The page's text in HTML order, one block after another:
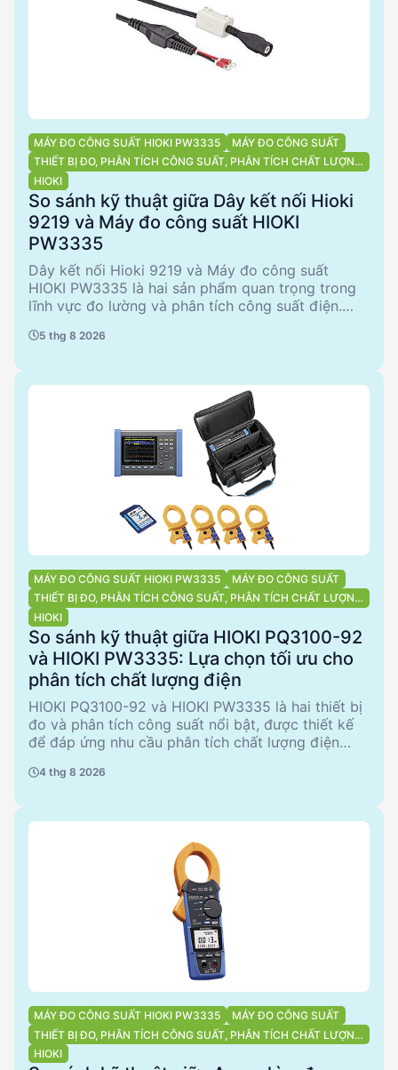
MÁY ĐO CÔNG SUẤT HIOKI PW3335
MÁY ĐO CÔNG SUẤT
THIẾT BỊ ĐO, PHÂN TÍCH CÔNG SUẤT, PHÂN TÍCH CHẤT LƯỢNG
ĐIỆN NĂNG
HIOKI
So sánh kỹ thuật giữa Dây kết nối Hioki
9219 và Máy đo công suất HIOKI
PW3335
Dây kết nối Hioki 9219 và Máy đo công suất
HIOKI PW3335 là hai sản phẩm quan trọng trong
lĩnh vực đo lường và phân tích công suất điện.
phù hợp cho các ứng dụng kết nối với thiết bị
với nhiều phụ kiện đi kèm, lý tưởng cho việc phân
tích chất lượng điện năng. Bài viết này sẽ so sánh
chi tiết hai sản phẩm này, từ đó giúp kỹ sư và nhà
quản lý đưa ra quyết định mua sắm thông minh.
5 thg 8 2026
MÁY ĐO CÔNG SUẤT HIOKI PW3335
MÁY ĐO CÔNG SUẤT
THIẾT BỊ ĐO, PHÂN TÍCH CÔNG SUẤT, PHÂN TÍCH CHẤT LƯỢNG
ĐIỆN NĂNG
HIOKI
So sánh kỹ thuật giữa HIOKI PQ3100-92
và HIOKI PW3335: Lựa chọn tối ưu cho
phân tích chất lượng điện
HIOKI PQ3100-92 và HIOKI PW3335 là hai thiết bị
đo và phân tích công suất nổi bật, được thiết kế
để đáp ứng nhu cầu phân tích chất lượng điện
đa pha và bộ nhớ lớn, trong khi PW3335 tập trung
nhược điểm của từng sản phẩm, và đề xuất các
trường hợp sử dụng điển hình.
4 thg 8 2026
MÁY ĐO CÔNG SUẤT HIOKI PW3335
MÁY ĐO CÔNG SUẤT
THIẾT BỊ ĐO, PHÂN TÍCH CÔNG SUẤT, PHÂN TÍCH CHẤT LƯỢNG
ĐIỆN NĂNG
HIOKI